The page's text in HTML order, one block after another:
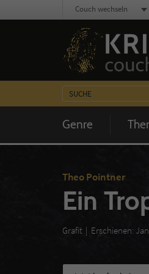
Genre
Couch wechseln
Theo Pointner
Ein
Grafit Erschienen: